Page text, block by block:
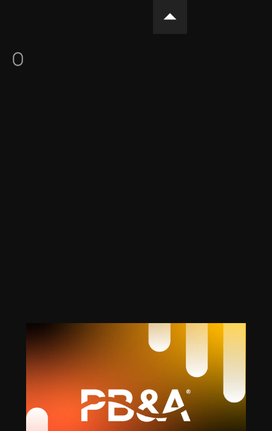
REDES SOCIALES, DISEÑO GRÁFICO PUBLICITARIO
CLIENTE